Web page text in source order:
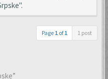
Page 1 of1 1 post